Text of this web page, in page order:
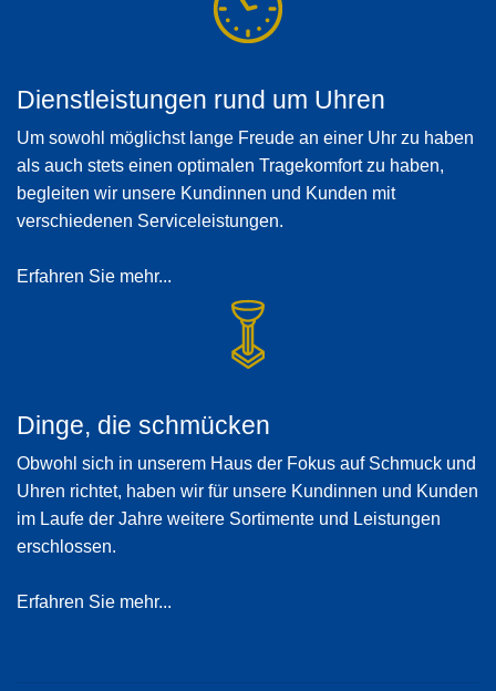
Dienstleistungen rund um Uhren
Um sowohl möglichst lange Freude an einer Uhr zu haben
als auch stets einen optimalen Tragekomfort zu haben,
begleiten wir unsere Kundinnen und Kunden mit
verschiedenen Serviceleistungen.
Erfahren Sie mehr...
Dinge, die schmücken
Obwohl sich in unserem Haus der Fokus auf Schmuck und
Uhren richtet, haben wir für unsere Kundinnen und Kunden
im Laufe der Jahre weitere Sortimente und Leistungen
erschlossen.
Erfahren Sie mehr...